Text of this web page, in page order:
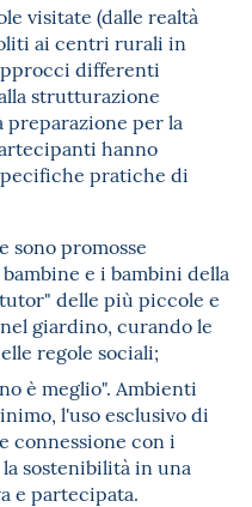
visitate (dalle realtà
ai centri rurali in
differenti
strutturazione
preparazione per la
hanno
pratiche di
sono promosse
e i bambini della
delle più piccole e
giardino, curando le
regole sociali;
è meglio". Ambienti
l'uso esclusivo di
connessione con i
sostenibilità in una
e partecipata.